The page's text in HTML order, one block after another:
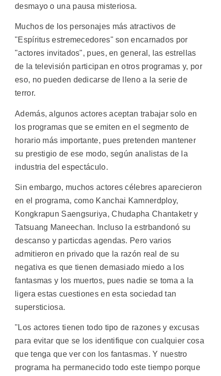
desmayo o una pausa misteriosa.
Muchos de los personajes más atractivos de
"Espíritus estremecedores" son encarnados por
"actores invitados", pues, en general, las estrellas
de la televisión participan en otros programas y, por
eso, no pueden dedicarse de lleno a la serie de
terror.
Además, algunos actores aceptan trabajar solo en
los programas que se emiten en el segmento de
horario más importante, pues pretenden mantener
su prestigio de ese modo, según analistas de la
industria del espectáculo.
Sin embargo, muchos actores célebres aparecieron
en el programa, como Kanchai Kamnerdploy,
Kongkrapun Saengsuriya, Chudapha Chantaketr y
Tatsuang Maneechan. Incluso la estrbandonó su
descanso y particdas agendas. Pero varios
admitieron en privado que la razón real de su
negativa es que tienen demasiado miedo a los
fantasmas y los muertos, pues nadie se toma a la
ligera estas cuestiones en esta sociedad tan
supersticiosa.
"Los actores tienen todo tipo de razones y excusas
para evitar que se los identifique con cualquier cosa
que tenga que ver con los fantasmas. Y nuestro
programa ha permanecido todo este tiempo porque